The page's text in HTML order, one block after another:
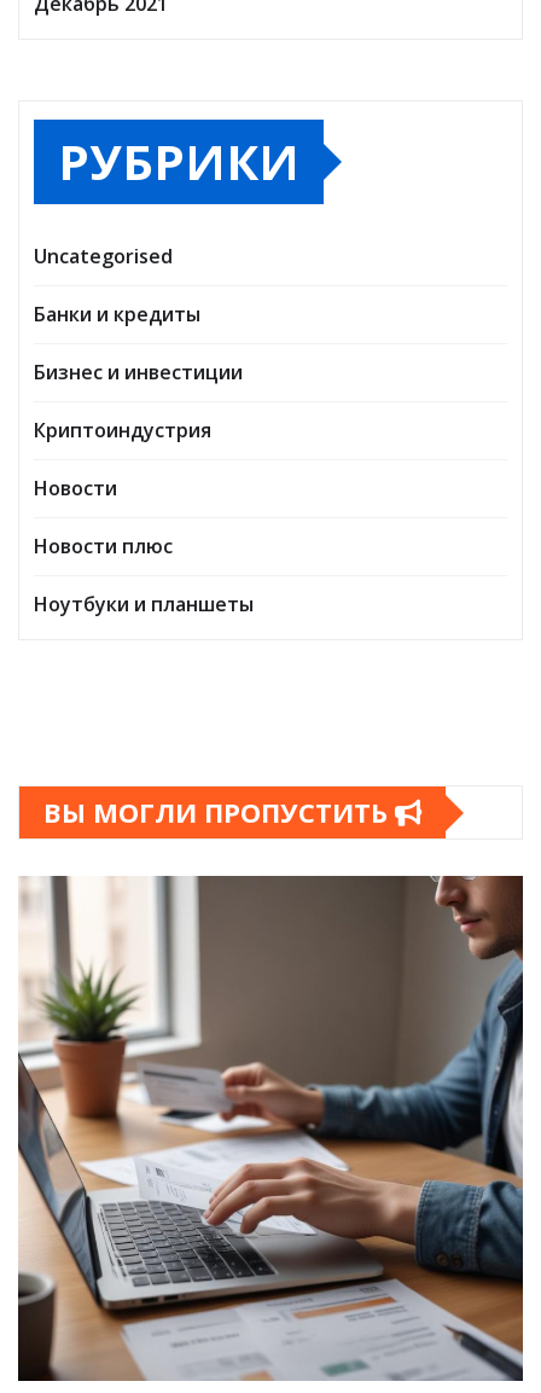
РУБРИКИ
Uncategorised
Банки и кредиты
Бизнес и инвестиции
Криптоиндустрия
Новости
Новости плюс
Ноутбуки и планшеты
ВЫ МОГЛИ ПРОПУСТИТЬ